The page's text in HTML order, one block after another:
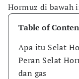
Hormuz di bawah
Table of
Apa itu Selat
Peran Selat
dan gas